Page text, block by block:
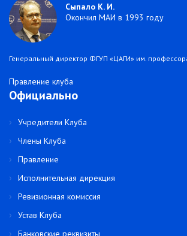
Сыпало К. И.
Окончил МАИ в 1993 году
Генеральный директор ФГУП «ЦАГИ» им.
Правление клуба
Официально
Учредители Клуба
Члены Клуба
Правление
Исполнительная дирекция
Ревизионная комиссия
Устав Клуба
Банковские реквизиты